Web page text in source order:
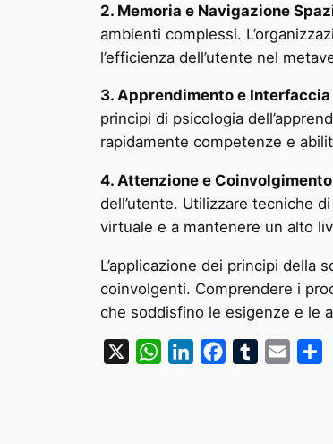
2. Memoria e Navigazione
ambienti complessi.
l’efficienza dell’utente nel
3. Apprendimento e
principi di psicologia
rapidamente competenze e
4. Attenzione e
dell’utente. Utilizzare tecniche
virtuale e a mantenere un alto
L’applicazione dei principi
coinvolgenti. Comprendere i
che soddisfino le esigenze e le
WhatsAppLinkedInFacebookTumblrEmail